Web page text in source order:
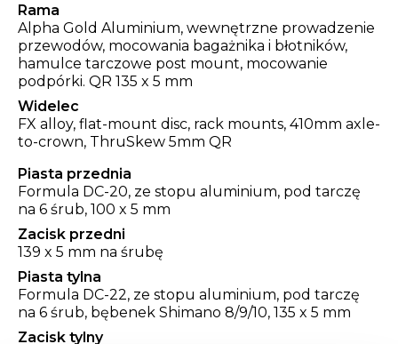
Rama
Alpha Gold Aluminium, wewnętrzne prowadzenie
przewodów, mocowania bagażnika i błotników,
hamulce tarczowe post mount, mocowanie
podpórki. QR 135 x 5 mm
Widelec
FX alloy, flat-mount disc, rack mounts, 410mm axle-
to-crown, ThruSkew 5mm QR
Piasta przednia
Formula DC-20, ze stopu aluminium, pod tarczę
na 6 śrub, 100 x 5 mm
Zacisk przedni
139 x 5 mm na śrubę
Piasta tylna
Formula DC-22, ze stopu aluminium, pod tarczę
na 6 śrub, bębenek Shimano 8/9/10, 135 x 5 mm
Zacisk tylny